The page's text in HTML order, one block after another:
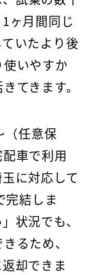
ヶ月間同じ
いたより後
いやすか
てきます。
（任意保
車で利用
に対応して
完結しま
状況でも、
るため、
却できま